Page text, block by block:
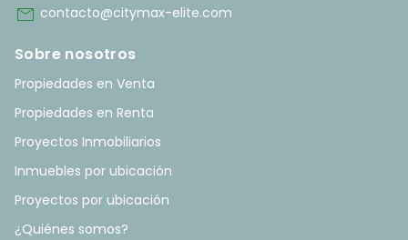
mail contacto@citymax-elite.com
Sobre nosotros
Propiedades en Venta
Propiedades en Renta
Proyectos Inmobiliarios
Inmuebles por ubicación
Proyectos por ubicación
¿Quiénes somos?